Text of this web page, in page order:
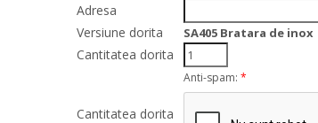
Adresa
Versiune dorita
SA405 Bratara de inox
Cantitatea dorita
Cantitatea dorita
Anti-spam: *